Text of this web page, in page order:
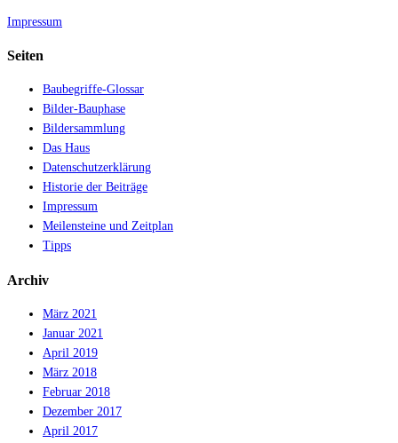
Impressum
Seiten
Baubegriffe-Glossar
Bilder-Bauphase
Bildersammlung
Das Haus
Datenschutzerklärung
Historie der Beiträge
Impressum
Meilensteine und Zeitplan
Tipps
Archiv
März 2021
Januar 2021
April 2019
März 2018
Februar 2018
Dezember 2017
April 2017